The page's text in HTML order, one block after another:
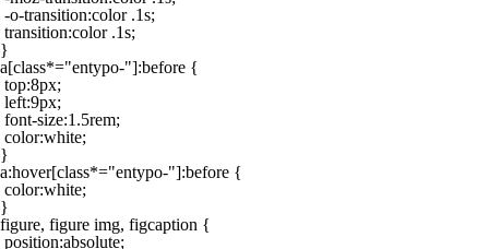
-o-transition:color .1s;
transition:color .1s;
}
a[class*="entypo-"]:before {
top:8px;
left:9px;
font-size:1.5rem;
color:white;
}
a:hover[class*="entypo-"]:before {
color:white;
}
figure, figure img, figcaption {
position:absolute;